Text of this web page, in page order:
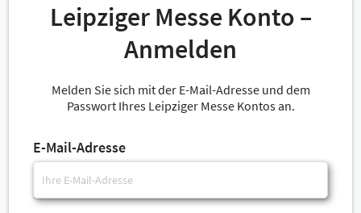
Leipziger Messe Konto –
Anmelden
Melden Sie sich mit der E-Mail-Adresse und dem
Passwort Ihres Leipziger Messe Kontos an.
E-Mail-Adresse